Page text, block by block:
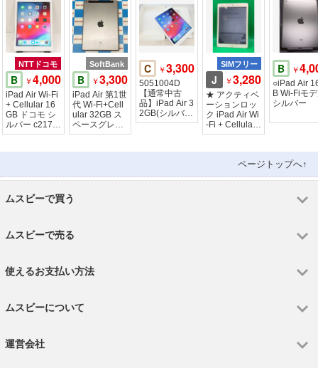
NTTドコモ
B ￥4,000
iPad Air Wi-Fi
+ Cellular 16
GB ドコモ シ
ルバー c2175
5
SoftBank
B ￥3,300
iPad Air 第1世
代 Wi-Fi+Cell
ular 32GB ス
ペースグレイ
MD792J/A
C ￥3,300
5051004D
【通常中古
品】iPad Air 3
2GB(シルバ
ー)Wi-Fiモデ
SIMフリー
J ￥3,280
★ アクティベ
ーションロッ
ク iPad Air Wi
-Fi + Cellular
16GB
B ￥
○iPad Air
B Wi-Fiモ
シルバー
ページトップへ↑
ムスビーで買う
ムスビーで売る
使えるお支払い方法
ムスビーについて
運営会社